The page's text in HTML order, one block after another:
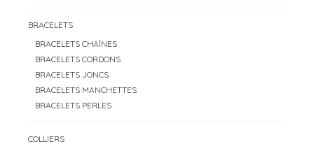
BRACELETS
BRACELETS CHAÎNES
BRACELETS CORDONS
BRACELETS JONCS
BRACELETS MANCHETTES
BRACELETS PERLES
COLLIERS